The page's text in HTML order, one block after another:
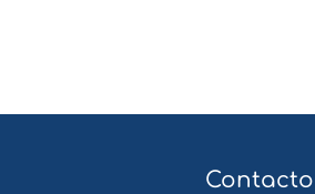
Contacto